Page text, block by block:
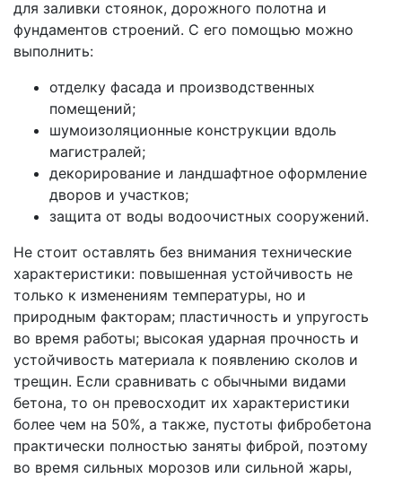
для заливки стоянок, дорожного полотна и
фундаментов строений. С его помощью можно
выполнить:
отделку фасада и производственных
помещений;
шумоизоляционные конструкции вдоль
магистралей;
декорирование и ландшафтное оформление
дворов и участков;
защита от воды водоочистных сооружений.
Не стоит оставлять без внимания технические
характеристики: повышенная устойчивость не
только к изменениям температуры, но и
природным факторам; пластичность и упругость
во время работы; высокая ударная прочность и
устойчивость материала к появлению сколов и
трещин. Если сравнивать с обычными видами
бетона, то он превосходит их характеристики
более чем на 50%, а также, пустоты фибробетона
практически полностью заняты фиброй, поэтому
во время сильных морозов или сильной жары,